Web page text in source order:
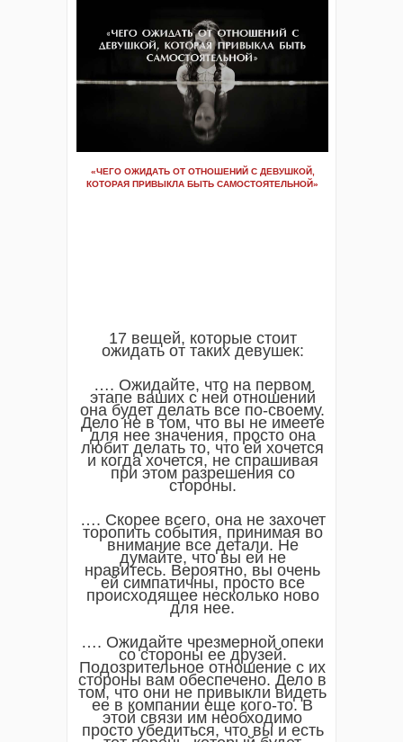
«ЧЕГО ОЖИДАТЬ ОТ ОТНОШЕНИЙ С ДЕВУШКОЙ,
КОТОРАЯ ПРИВЫКЛА БЫТЬ САМОСТОЯТЕЛЬНОЙ»
17 вещей, которые стоит
ожидать от таких девушек:
…. Ожидайте, что на первом
этапе ваших с ней отношений
она будет делать все по-своему.
Дело не в том, что вы не имеете
для нее значения, просто она
любит делать то, что ей хочется
и когда хочется, не спрашивая
при этом разрешения со
стороны.
…. Скорее всего, она не захочет
торопить события, принимая во
внимание все детали. Не
думайте, что вы ей не
нравитесь. Вероятно, вы очень
ей симпатичны, просто все
происходящее несколько ново
для нее.
…. Ожидайте чрезмерной опеки
со стороны ее друзей.
Подозрительное отношение с их
стороны вам обеспечено. Дело в
том, что они не привыкли видеть
ее в компании еще кого-то. В
этой связи им необходимо
просто убедиться, что вы и есть